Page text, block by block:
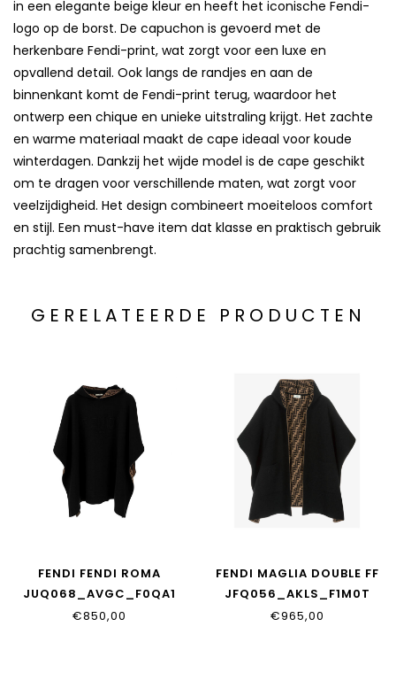
in een elegante beige kleur en heeft het iconische Fendi-
logo op de borst. De capuchon is gevoerd met de
herkenbare Fendi-print, wat zorgt voor een luxe en
opvallend detail. Ook langs de randjes en aan de
binnenkant komt de Fendi-print terug, waardoor het
ontwerp een chique en unieke uitstraling krijgt. Het zachte
en warme materiaal maakt de cape ideaal voor koude
winterdagen. Dankzij het wijde model is de cape geschikt
om te dragen voor verschillende maten, wat zorgt voor
veelzijdigheid. Het design combineert moeiteloos comfort
en stijl. Een must-have item dat klasse en praktisch gebruik
prachtig samenbrengt.
GERELATEERDE PRODUCTEN
FENDI FENDI ROMA
JUQ068_AVGC_F0QA1
€850,00
FENDI MAGLIA DOUBLE FF
JFQ056_AKLS_F1M0T
€965,00